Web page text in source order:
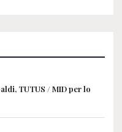
TUTUS / MID per lo